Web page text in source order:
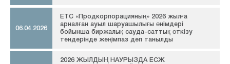
06.04.2026
ЕТС «Продкорпорацияның» 2026 жылға
арналған ауыл шаруашылығы өнімдері
бойынша биржалық сауда-саттық өткізу
тендерінде жеңімпаз деп танылды
2026 ЖЫЛДЫҢ НАУРЫЗДА ЕСЖ